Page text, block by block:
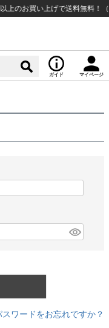
のお買い上げで送料無料！
ガイド マイページ
スワードをお忘れですか？